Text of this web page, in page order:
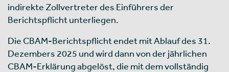
indirekte Zollvertreter des Einführers der
Berichtspflicht unterliegen.
Die CBAM-Berichtspflicht endet mit Ablauf des 31.
Dezembers 2025 und wird dann von der jährlichen
CBAM-Erklärung abgelöst, die mit dem vollständig